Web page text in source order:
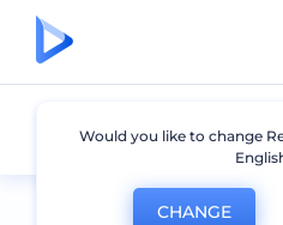
Músico
Would you like to change
CHANGE